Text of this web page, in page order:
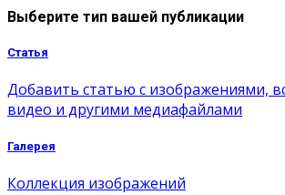
Выберите тип вашей публикации
Статья
Добавить статью с изображениями,
видео и другими медиафайлами
Галерея
Коллекция изображений